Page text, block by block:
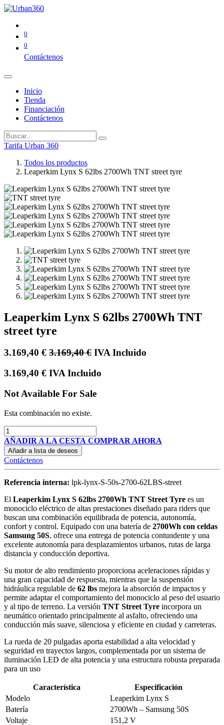
0
0
Contáctenos
Inicio
Tienda
Financiación
Contáctenos
Tarifa Urban 360
Todos los productos
Leaperkim Lynx S 62lbs 2700Wh TNT street tyre
Leaperkim Lynx S 62lbs 2700Wh TNT
street tyre
3.169,40 € 3.169,40€ IVA Incluido
3.169,40 € IVA Incluido
Not Available For Sale
Esta combinación no existe.
AÑADIR A LA CESTA COMPRAR AHORA
Añadir a lista de deseos
Contáctenos
Referencia interna: lpk-lynx-S-50s-2700-62LBS-street
El Leaperkim Lynx S 62lbs 2700Wh TNT Street Tyre es un
monociclo eléctrico de altas prestaciones diseñado para riders que
buscan una combinación equilibrada de potencia, autonomía,
confort y control. Equipado con una batería de 2700Wh con celdas
Samsung 50S, ofrece una entrega de potencia contundente y una
excelente autonomía para desplazamientos urbanos, rutas de larga
distancia y conducción deportiva.
Su motor de alto rendimiento proporciona aceleraciones rápidas y
una gran capacidad de respuesta, mientras que la suspensión
hidráulica regulable de 62 lbs mejora la absorción de impactos y
permite adaptar el comportamiento del monociclo al peso del usuario
y al tipo de terreno. La versión TNT Street Tyre incorpora un
neumático orientado principalmente al asfalto, ofreciendo una
conducción más suave, silenciosa y eficiente en ciudad y carreteras.
La rueda de 20 pulgadas aporta estabilidad a alta velocidad y
seguridad en trayectos largos, complementada por un sistema de
iluminación LED de alta potencia y una estructura robusta preparada
para un uso
Característica
Especificación
Modelo
Leaperkim Lynx S
Batería
2700Wh – Samsung 50S
Voltaje
151,2 V